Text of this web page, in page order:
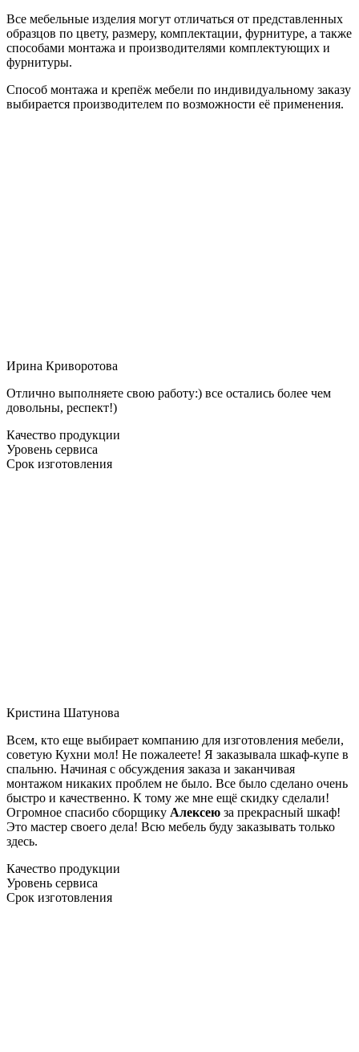
Все мебельные изделия могут отличаться от представленных
образцов по цвету, размеру, комплектации, фурнитуре, а также
способами монтажа и производителями комплектующих и
фурнитуры.
Способ монтажа и крепёж мебели по индивидуальному заказу
выбирается производителем по возможности её применения.
Ирина Криворотова
Отлично выполняете свою работу:) все остались более чем
довольны, респект!)
Качество продукции
Уровень сервиса
Срок изготовления
Кристина Шатунова
Всем, кто еще выбирает компанию для изготовления мебели,
советую Кухни мол! Не пожалеете! Я заказывала шкаф-купе в
спальню. Начиная с обсуждения заказа и заканчивая
монтажом никаких проблем не было. Все было сделано очень
быстро и качественно. К тому же мне ещё скидку сделали!
Огромное спасибо сборщику Алексею за прекрасный шкаф!
Это мастер своего дела! Всю мебель буду заказывать только
здесь.
Качество продукции
Уровень сервиса
Срок изготовления